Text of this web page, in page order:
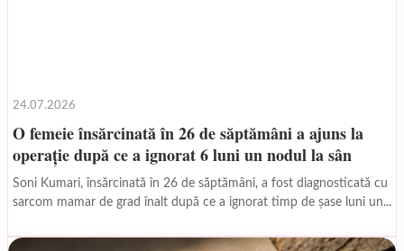
24.07.2026
O femeie însărcinată în 26 de săptămâni a ajuns la
operație după ce a ignorat 6 luni un nodul la sân
Soni Kumari, însărcinată în 26 de săptămâni, a fost diagnosticată cu
sarcom mamar de grad înalt după ce a ignorat timp de șase luni un...